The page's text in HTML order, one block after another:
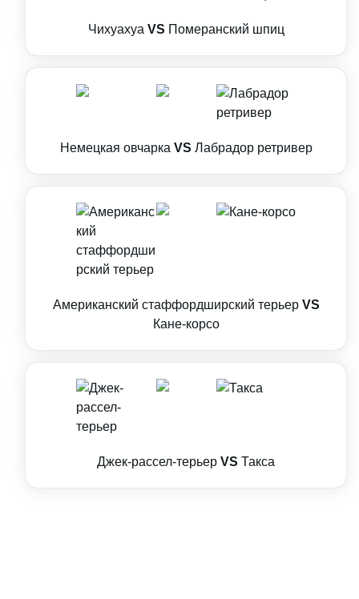
Чихуахуа VS Померанский шпиц
Немецкая овчарка VS Лабрадор ретривер
Американский стаффордширский терьер VS
Кане-корсо
Джек-рассел-терьер VS Такса